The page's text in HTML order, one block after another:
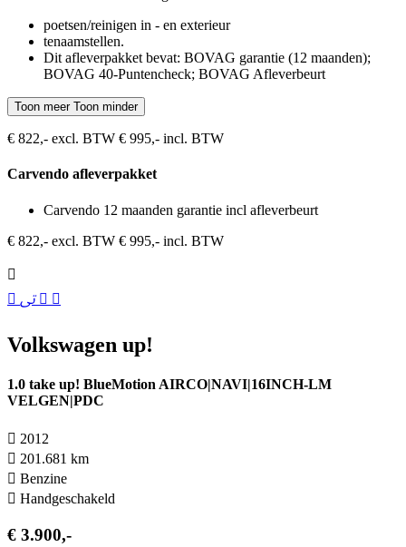
poetsen/reinigen in - en exterieur
tenaamstellen.
Dit afleverpakket bevat: BOVAG garantie (12 maanden);
BOVAG 40-Puntencheck; BOVAG Afleverbeurt
Toon meer Toon minder
€ 822,- excl. BTW € 995,- incl. BTW
Carvendo afleverpakket
Carvendo 12 maanden garantie incl afleverbeurt
€ 822,- excl. BTW € 995,- incl. BTW
Volkswagen up!
1.0 take up! BlueMotion AIRCO|NAVI|16INCH-LM
VELGEN|PDC
2012
201.681 km
Benzine
Hand­geschakeld
€ 3.900,-